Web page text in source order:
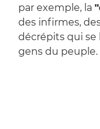
par exemple, la
des infirmes,
décrépits qui se
gens du peuple.